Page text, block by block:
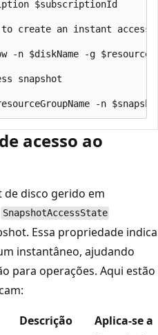
$subscriptionId
create an instant access
-n $diskName -g
snapshot
acesso ao
disco gerido em
SnapshotAccessState
Essa propriedade indica
instantâneo, ajudando
para operações. Aqui estão
Descrição Aplica-se a